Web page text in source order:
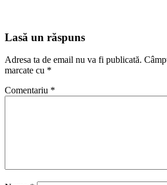
Lasă un răspuns
Adresa ta de email nu va fi publicată.
marcate cu *
Comentariu *